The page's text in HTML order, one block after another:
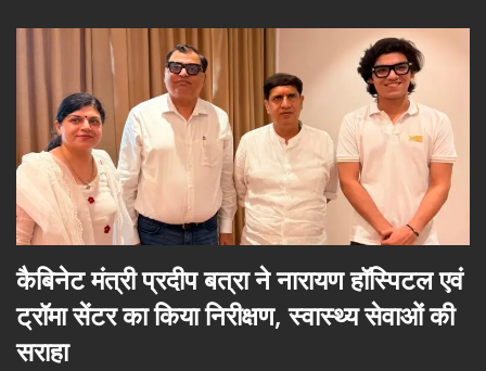
कैबिनेट मंत्री प्रदीप बत्रा ने नारायण हॉस्पिटल एवं
ट्रॉमा सेंटर का किया निरीक्षण, स्वास्थ्य सेवाओं की
सराहा